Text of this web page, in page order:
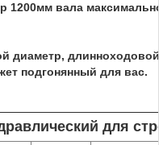
1200мм вала
диаметр,
подгонянный для вас.
для